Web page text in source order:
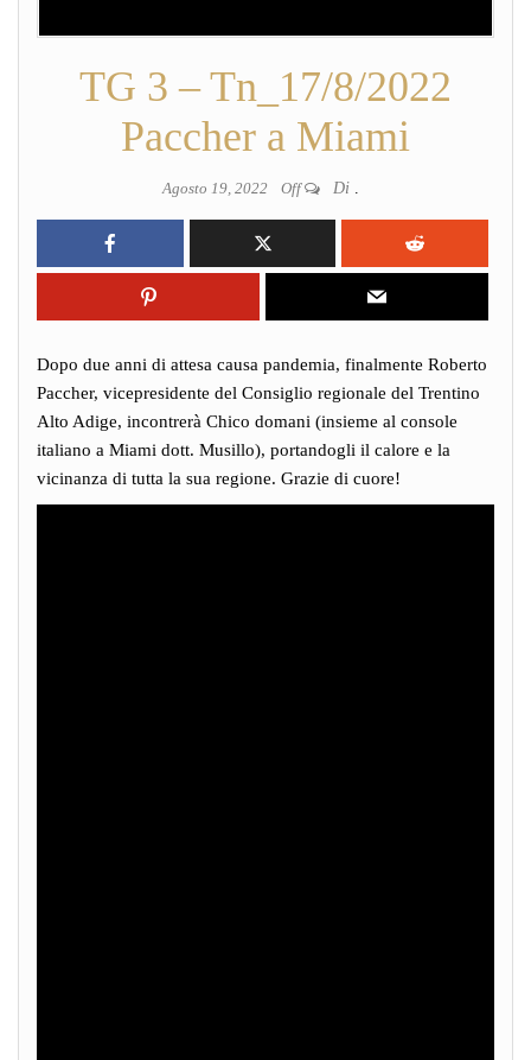
TG 3 – Tn_17/8/2022
Paccher a Miami
Agosto 19, 2022 Off Di
Dopo due anni di attesa causa pandemia, finalmente Roberto
Paccher, vicepresidente del Consiglio regionale del Trentino
Alto Adige, incontrerà Chico domani (insieme al console
italiano a Miami dott. Musillo), portandogli il calore e la
vicinanza di tutta la sua regione. Grazie di cuore!